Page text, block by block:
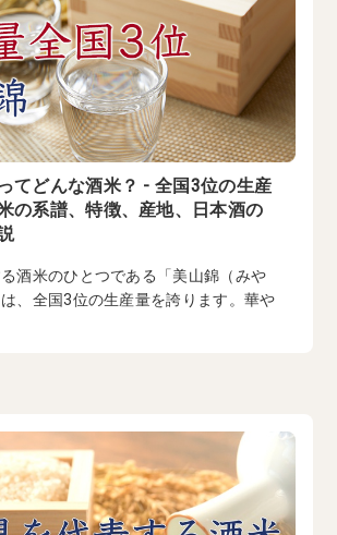
てどんな酒米？ - 全国3位の生産
の系譜、特徴、産地、日本酒の
酒米のひとつである「美山錦（みや
、全国3位の生産量を誇ります。華や